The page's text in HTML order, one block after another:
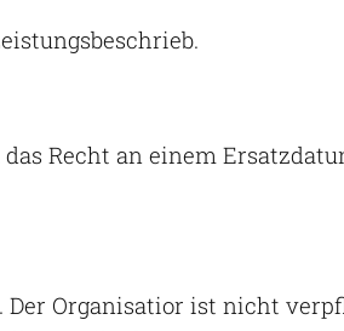
Recht an einem
Organisatior ist nicht